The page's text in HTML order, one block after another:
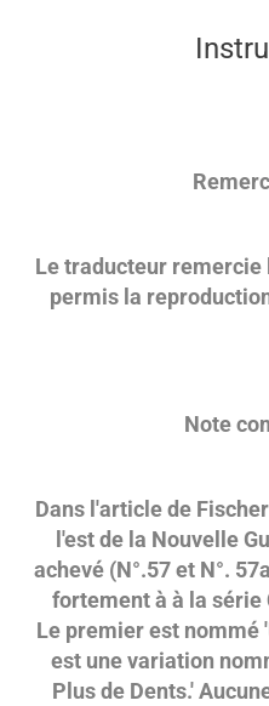
Le traducteur remercie
permis la
Note
Dans l'article de
l'est de la Nouvelle
achevé (N°.57 et N°.
fortement à à la série
Le premier est nommé
est une variation
Plus de Dents.'